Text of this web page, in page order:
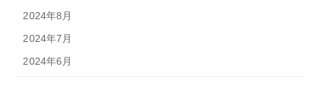
2024年8月
2024年7月
2024年6月